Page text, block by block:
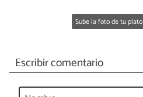
Sube la foto de tu plato
Escribir comentario